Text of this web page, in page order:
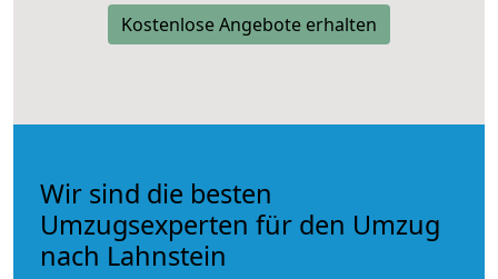
Kostenlose Angebote erhalten
Wir sind die besten
Umzugsexperten für den Umzug
nach Lahnstein